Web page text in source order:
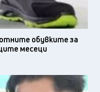
обувките за
месеци